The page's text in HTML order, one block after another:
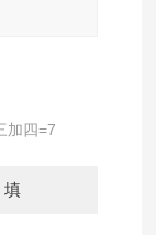
加四=7